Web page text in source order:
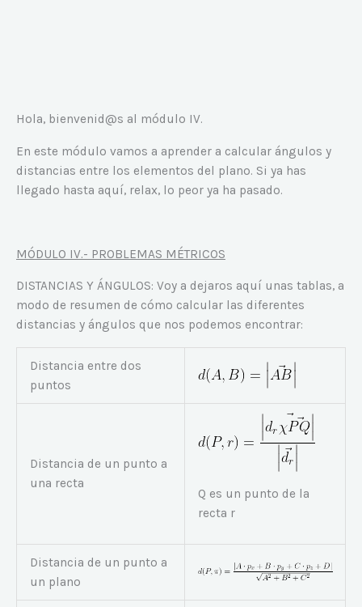
Hola, bienvenid@s al módulo IV.
En este módulo vamos a aprender a calcular ángulos y
distancias entre los elementos del plano. Si ya has
llegado hasta aquí, relax, lo peor ya ha pasado.
MÓDULO IV.- PROBLEMAS MÉTRICOS
DISTANCIAS Y ÁNGULOS: Voy a dejaros aquí unas tablas, a
modo de resumen de cómo calcular las diferentes
distancias y ángulos que nos podemos encontrar:
Distancia entre dos
puntos
Distancia de un punto a
una recta
Q es un punto de la
recta r
Distancia de un punto a
un plano